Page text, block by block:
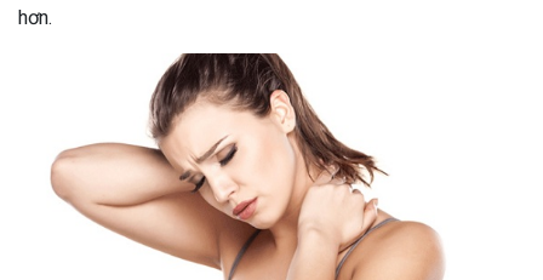
hơn.